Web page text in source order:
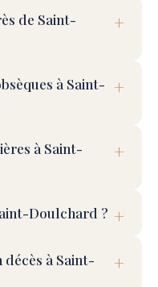
de Saint-
à Saint-
à Saint-
Doulchard ?
à Saint-